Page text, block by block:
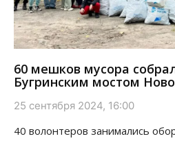
60 мешков мусора
Бугринским мостом
25 сентября 2024, 16:00
40 волонтеров занимались